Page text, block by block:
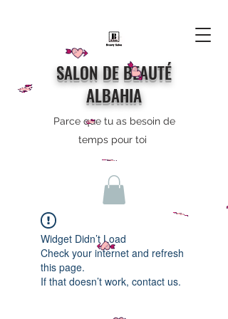
SALON DE BEAUTÉ
ALBAHIA
Parce que tu as besoin de
temps pour toi
Widget Didn’t Load
Check your internet and refresh
this page.
If that doesn’t work, contact us.